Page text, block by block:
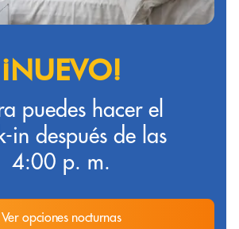
¡NUEVO!
puedes hacer el
in después de las
4:00 p. m.
Ver opciones nocturnas